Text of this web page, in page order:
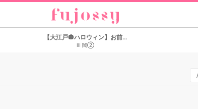
【大江戸🎃ハロウィン】お前...
Ⅲ 闇②